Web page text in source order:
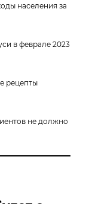
населения за
в феврале 2023
рецепты
не должно